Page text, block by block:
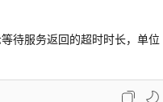
待服务返回的超时时长，单位